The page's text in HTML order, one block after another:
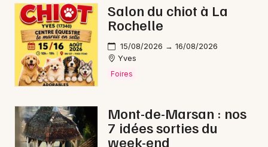
Salon du chiot à La
Rochelle
15/08/2026 → 16/08/2026
Yves
Foires
Mont-de-Marsan : nos
7 idées sorties du
week-end